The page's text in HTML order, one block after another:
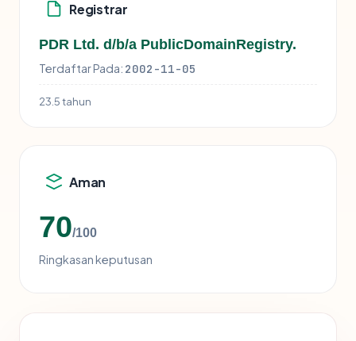
Registrar
PDR Ltd. d/b/a PublicDomainRegistry.
Terdaftar Pada: 2002-11-05
23.5 tahun
Aman
70/100
Ringkasan keputusan